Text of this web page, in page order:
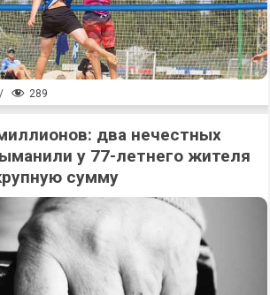
/ 289
два нечестных
у 77-летнего жителя
сумму